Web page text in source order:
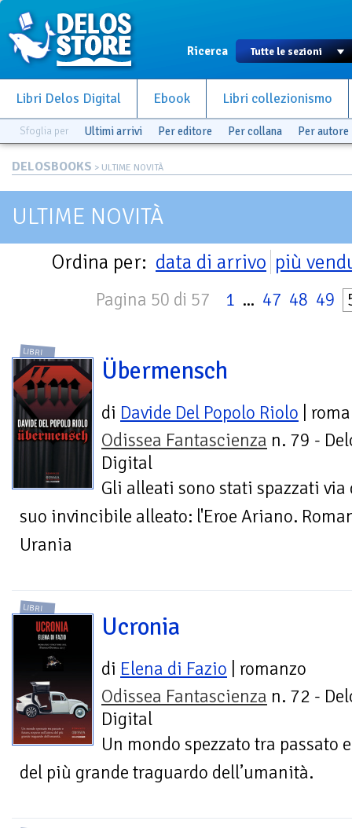
Ricerca
Libri Delos Digital Ebook Libri collezionismo
Sfoglia per Ultimi arrivi Per editore Per collana Per autore
DELOSBOOKS > ULTIME NOVITÀ
ULTIME NOVITÀ
Ordina per: data di arrivo più
Pagina 50 di 57 1 ... 47 48 49
LIBRI
Übermensch
di Davide Del Popolo Riolo |
Odissea Fantascienza n. 79 -
Digital
Gli alleati sono stati spazzati
suo invincibile alleato: l'Eroe Ariano.
Urania
LIBRI
Ucronia
di Elena di Fazio | romanzo
Odissea Fantascienza n. 72 -
Digital
Un mondo spezzato tra passato
del più grande traguardo dell’umanità.